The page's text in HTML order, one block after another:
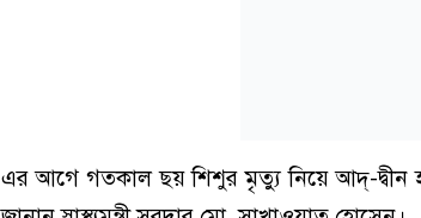
এর আগে গতকাল ছয় শিশুর মৃত্যু নিয়ে আদ্‌-দ্বীন